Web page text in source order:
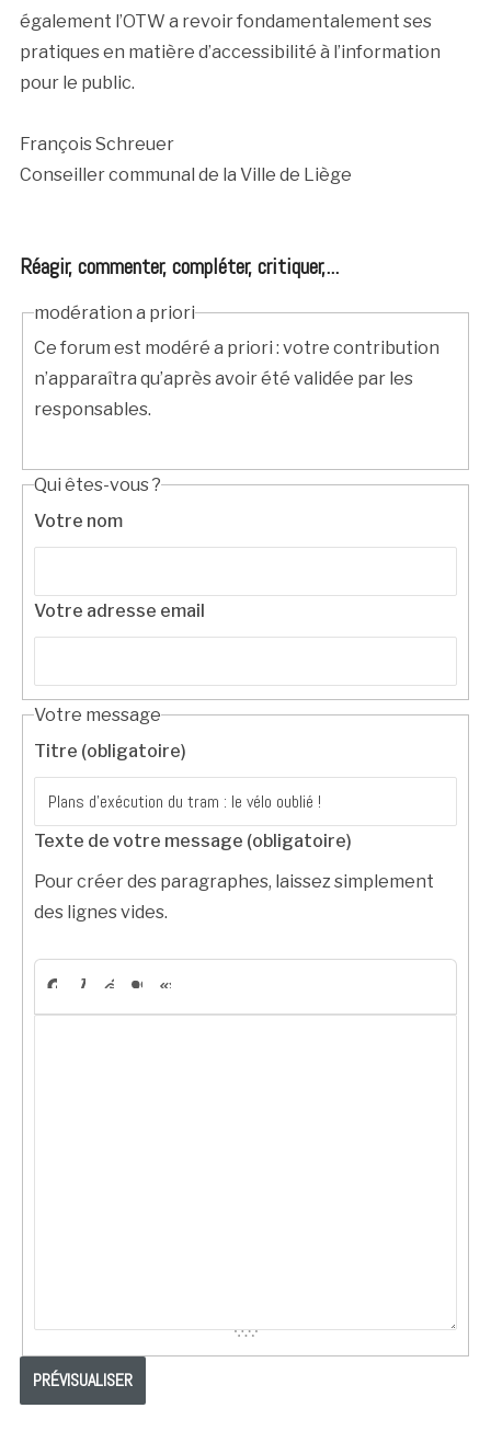
également l’OTW a revoir fondamentalement ses
pratiques en matière d’accessibilité à l’information
pour le public.
François Schreuer
Conseiller communal de la Ville de Liège
Réagir, commenter, compléter, critiquer,...
modération a priori
Ce forum est modéré a priori : votre contribution
n’apparaîtra qu’après avoir été validée par les
responsables.
Qui êtes-vous ?
Votre nom
Votre adresse email
Votre message
Titre (obligatoire)
Texte de votre message (obligatoire)
Pour créer des paragraphes, laissez simplement
des lignes vides.